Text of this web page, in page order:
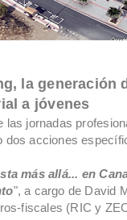
la generación
a jóvenes
las jornadas
dos acciones
más allá... en
", a cargo de David
fiscales (RIC y